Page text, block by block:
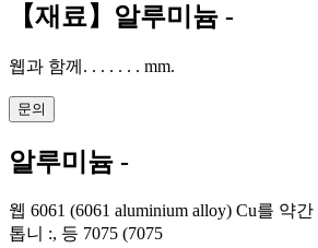
【재료】알루미늄 -
웹과 함께. . . . . . . mm.
문의
알루미늄 -
웹 6061 (6061 aluminium alloy) Cu를 약
톱니 :, 등 7075 (7075